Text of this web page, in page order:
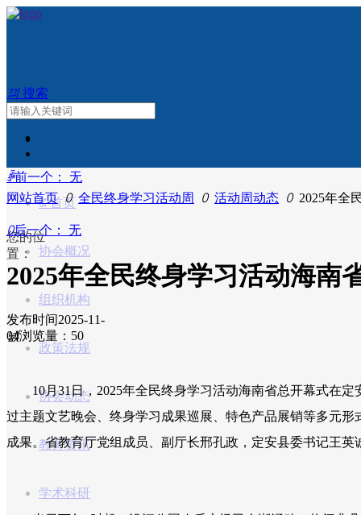
끠 搜索
ꀇ 首页
协会概况
组织机构
政策法规
协会动态
教育资讯
学术科研
ꄴ前一个：
无
网站首页 ꄲ 全民终身学习活动周 ꄲ 活动周动态 ꄲ 2025年全
您的位
置：
ꄲ后一个： 无
2025年全民终身学习活动海南
发布时间2025-11-
04
넶浏览量：50
10月31日，2025年全民终身学习活动海南省总开幕式在定
过主题文艺晚会、终身学习成果巡展、特色产品展销等多元
成果。省教育厅党组成员、副厅长邢孔政，定安县委书记王英